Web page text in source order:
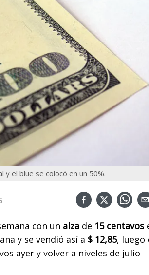
y el blue se colocó en un 50%.
con un alza de 15 centavos
y se vendió así a $ 12,85, luego
ayer y volver a niveles de julio